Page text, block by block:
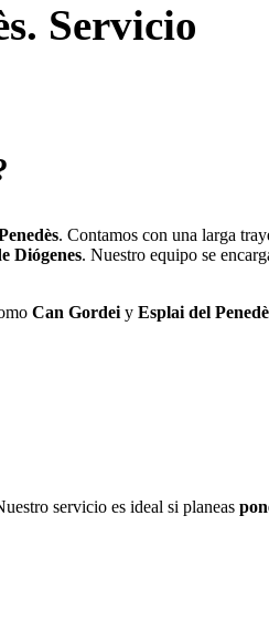
Servicio
. Contamos con una larga
Diógenes. Nuestro equipo se
Can Gordei y Esplai del
servicio es ideal si planeas